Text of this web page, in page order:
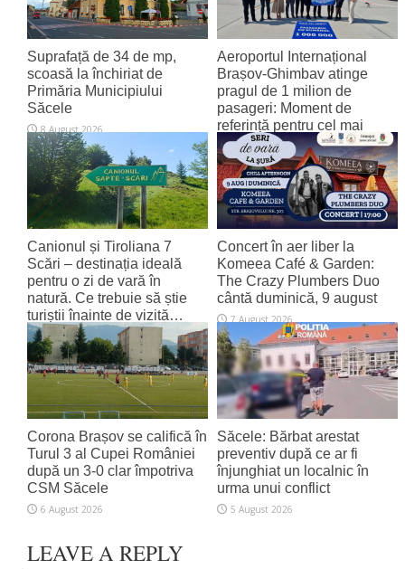
Suprafață de 34 de mp,
scoasă la închiriat de
Primăria Municipiului
Săcele
8 August 2026
Aeroportul Internațional
Brașov‑Ghimbav atinge
pragul de 1 milion de
pasageri: Moment de
referință pentru cel mai
tânăr aeroport al țării
8 August 2026
Canionul și Tiroliana 7
Scări – destinația ideală
pentru o zi de vară în
natură. Ce trebuie să știe
turiștii înainte de vizită…
7 August 2026
Concert în aer liber la
Komeea Café & Garden:
The Crazy Plumbers Duo
cântă duminică, 9 august
7 August 2026
Corona Brașov se califică în
Turul 3 al Cupei României
după un 3-0 clar împotriva
CSM Săcele
6 August 2026
Săcele: Bărbat arestat
preventiv după ce ar fi
înjunghiat un localnic în
urma unui conflict
5 August 2026
LEAVE A REPLY